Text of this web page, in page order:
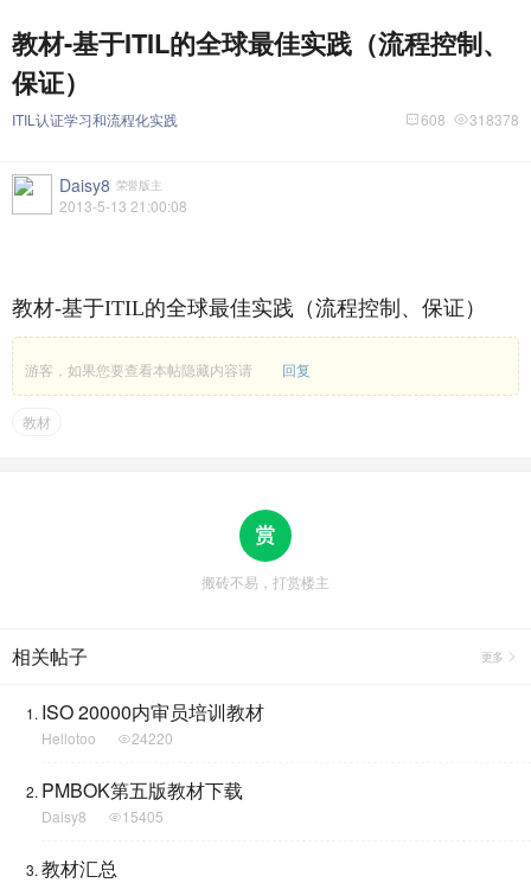
教材-基于ITIL的全球最佳实践（流程控制、
保证）
ITIL认证学习和流程化实践 318378
608
Daisy8 荣誉版主
2013-5-13 21:00:08
教材-基于ITIL的全球最佳实践（流程控制、保证）
游客，如果您要查看本帖隐藏内容请 回复
教材
搬砖不易，打赏楼主
相关帖子 更多
ISO 20000内审员培训教材
Hellotoo 24220
PMBOK第五版教材下载
Daisy8 15405
教材汇总